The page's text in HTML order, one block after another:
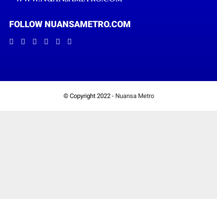
FOLLOW NUANSAMETRO.COM
© Copyright 2022 - Nuansa Metro